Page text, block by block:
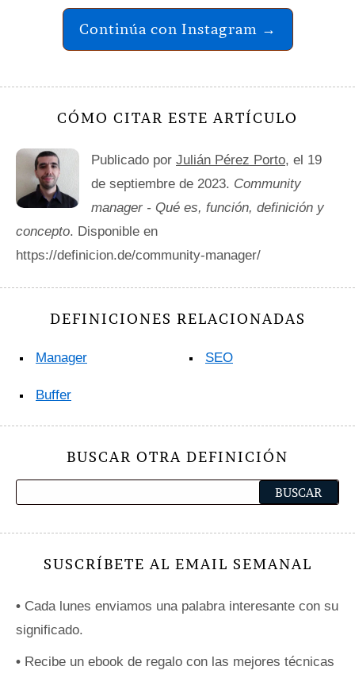
Continúa con Instagram →
CÓMO CITAR ESTE ARTÍCULO
Publicado por Julián Pérez Porto, el 19
de septiembre de 2023. Community
manager - Qué es, función, definición y
concepto. Disponible en
https://definicion.de/community-manager/
DEFINICIONES RELACIONADAS
Manager
Buffer
SEO
BUSCAR OTRA DEFINICIÓN
SUSCRÍBETE AL EMAIL SEMANAL
• Cada lunes enviamos una palabra interesante con su
significado.
• Recibe un ebook de regalo con las mejores técnicas